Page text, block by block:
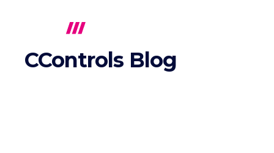
CControls Blog